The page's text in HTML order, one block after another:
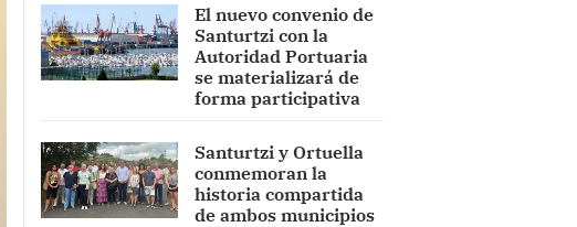
El nuevo convenio de
Santurtzi con la
Autoridad Portuaria
se materializará de
forma participativa
Santurtzi y Ortuella
conmemoran la
historia compartida
de ambos municipios